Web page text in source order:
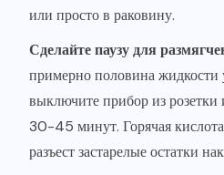
или просто в раковину.
Сделайте паузу для
примерно половина жидкости
выключите прибор из розетки
30-45 минут. Горячая
разъест застарелые остатки